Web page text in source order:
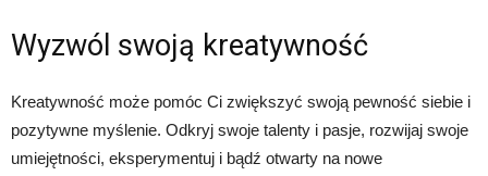
Wyzwól swoją kreatywność
Kreatywność może pomóc Ci zwiększyć swoją pewność siebie i
pozytywne myślenie. Odkryj swoje talenty i pasje, rozwijaj swoje
umiejętności, eksperymentuj i bądź otwarty na nowe